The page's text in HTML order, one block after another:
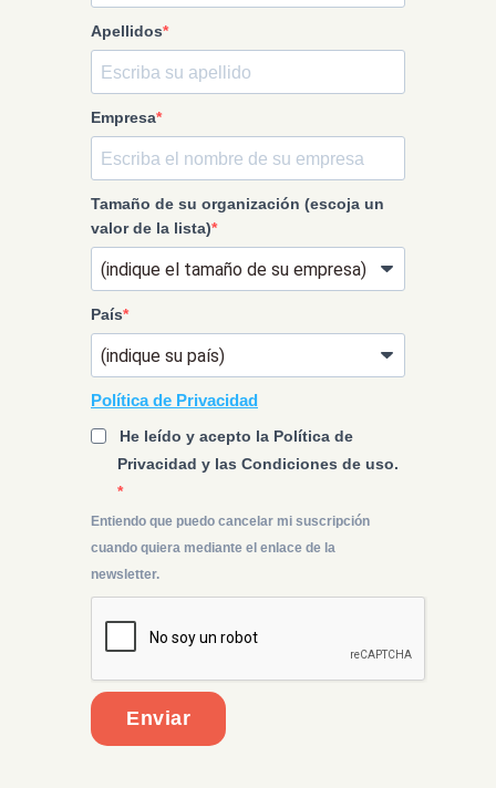
Apellidos
Empresa
Tamaño de su organización (escoja un
valor de la lista)
País
Política de Privacidad
He leído y acepto la Política de
Privacidad y las Condiciones de uso.
Entiendo que puedo cancelar mi suscripción
cuando quiera mediante el enlace de la
newsletter.
Enviar